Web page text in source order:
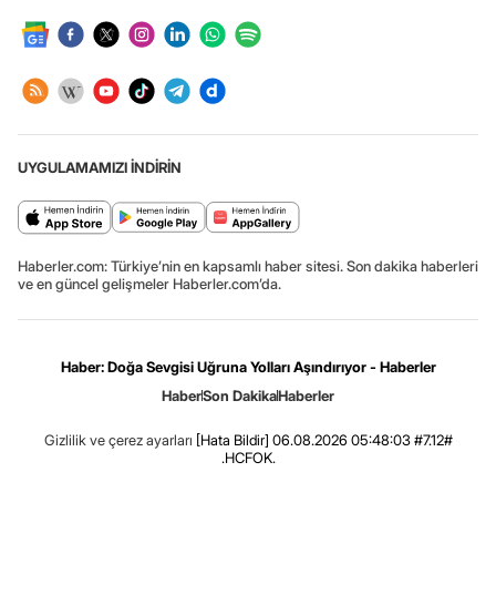
UYGULAMAMIZI İNDİRİN
Haberler.com: Türkiye’nin en kapsamlı haber sitesi. Son dakika haberleri
ve en güncel gelişmeler Haberler.com’da.
Haber: Doğa Sevgisi Uğruna Yolları Aşındırıyor - Haberler
HaberSon DakikaHaberler
Gizlilik ve çerez ayarları [Hata Bildir] 06.08.2026 05:48:03 #7.12#
.HCFOK.